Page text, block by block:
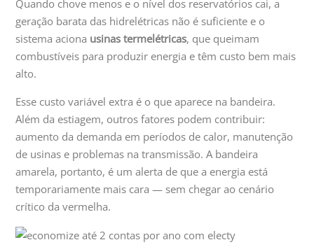
Quando chove menos e o nível dos reservatórios cai, a
geração barata das hidrelétricas não é suficiente e o
sistema aciona usinas termelétricas, que queimam
combustíveis para produzir energia e têm custo bem mais
alto.
Esse custo variável extra é o que aparece na bandeira.
Além da estiagem, outros fatores podem contribuir:
aumento da demanda em períodos de calor, manutenção
de usinas e problemas na transmissão. A bandeira
amarela, portanto, é um alerta de que a energia está
temporariamente mais cara — sem chegar ao cenário
crítico da vermelha.